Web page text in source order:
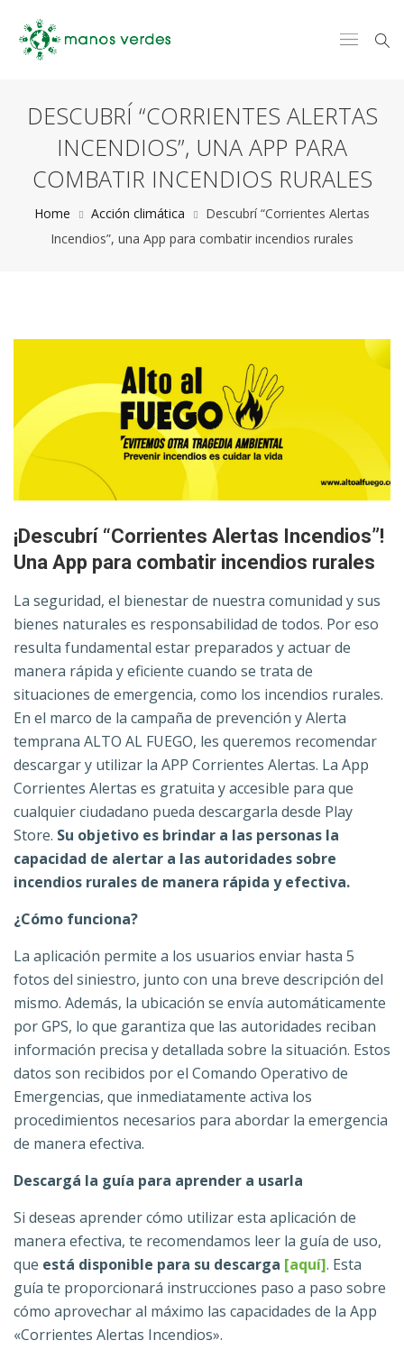
DESCUBRÍ “CORRIENTES ALERTAS
INCENDIOS”, UNA APP PARA
COMBATIR INCENDIOS RURALES
Home Acción climática
Descubrí “Corrientes Alertas
Incendios”, una App para combatir incendios rurales
¡Descubrí “Corrientes Alertas Incendios”!
Una App para combatir incendios rurales
La seguridad, el bienestar de nuestra comunidad y sus
bienes naturales es responsabilidad de todos. Por eso
resulta fundamental estar preparados y actuar de
manera rápida y eficiente cuando se trata de
situaciones de emergencia, como los incendios rurales.
En el marco de la campaña de prevención y Alerta
temprana ALTO AL FUEGO, les queremos recomendar
descargar y utilizar la APP Corrientes Alertas. La App
Corrientes Alertas es gratuita y accesible para que
cualquier ciudadano pueda descargarla desde Play
Store. Su objetivo es brindar a las personas la
capacidad de alertar a las autoridades sobre
incendios rurales de manera rápida y efectiva.
¿Cómo funciona?
La aplicación permite a los usuarios enviar hasta 5
fotos del siniestro, junto con una breve descripción del
mismo. Además, la ubicación se envía automáticamente
por GPS, lo que garantiza que las autoridades reciban
información precisa y detallada sobre la situación. Estos
datos son recibidos por el Comando Operativo de
Emergencias, que inmediatamente activa los
procedimientos necesarios para abordar la emergencia
de manera efectiva.
Descargá la guía para aprender a usarla
Si deseas aprender cómo utilizar esta aplicación de
manera efectiva, te recomendamos leer la guía de uso,
que está disponible para su descarga [aquí]. Esta
guía te proporcionará instrucciones paso a paso sobre
cómo aprovechar al máximo las capacidades de la App
«Corrientes Alertas Incendios».